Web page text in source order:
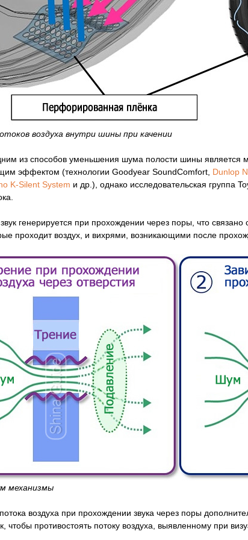
воздуха внутри шины при качении
из способов уменьшения шума полости шины
эффектом (технологии Goodyear SoundComfort, Dunlop
K-Silent System и др.), однако исследовательская группа
генерируется при прохождении через поры, что
проходит воздух, и вихрями, возникающими после
механизмы
воздуха при прохождении звука через поры
чтобы противостоять потоку воздуха, выявленному при